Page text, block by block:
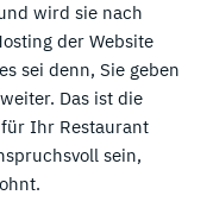
wird sie nach
der Website
sei denn, Sie geben
Das ist die
für Ihr Restaurant
sein,